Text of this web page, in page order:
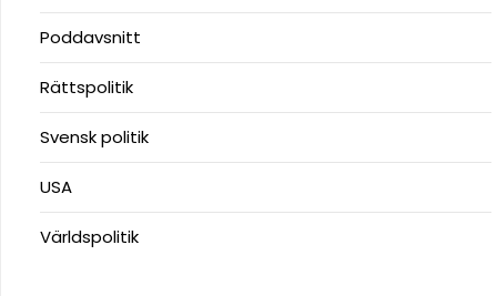
Poddavsnitt
Rättspolitik
Svensk politik
USA
Världspolitik